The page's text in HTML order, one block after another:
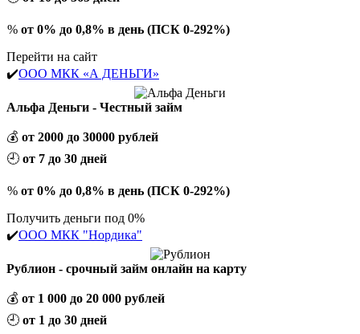
% от 0% до 0,8% в день (ПСК 0-292%)
Перейти на сайт
✔️ООО МКК «А ДЕНЬГИ»
Альфа Деньги - Честный займ
💰 от 2000 до 30000 рублей
🕘 от 7 до 30 дней
% от 0% до 0,8% в день (ПСК 0-292%)
Получить деньги под 0%
✔️ООО МКК "Нордика"
Рублион - срочный займ онлайн на карту
💰 от 1 000 до 20 000 рублей
🕘 от 1 до 30 дней